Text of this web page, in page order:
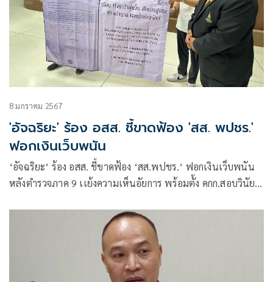
8 มกราคม 2567
'อัจฉริยะ' ร้อง อสส. ชี้ขาดฟ้อง 'สส. พปชร.'
ฟอกเงินเว็บพนัน
‘อัจฉริยะ’ ร้อง อสส. ชี้ขาดฟ้อง ‘สส.พปชร.’ ฟอกเงินเว็บพนัน
หลังตำรวจภาค 9 เเย้งความเห็นอัยการ พร้อมตั้ง คกก.สอบวินัย